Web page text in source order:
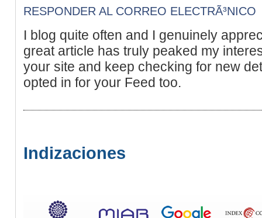
RESPONDER AL CORREO ELECTRÃ³NICO
I blog quite often and I genuinely
great article has truly peaked my
your site and keep checking for new
opted in for your Feed too.
Indizaciones